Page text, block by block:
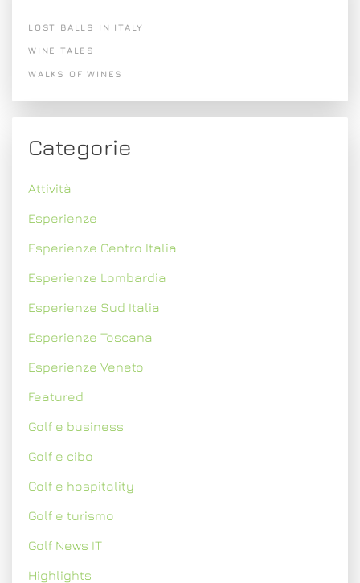
LOST BALLS IN ITALY
WINE TALES
WALKS OF WINES
Categorie
Attività
Esperienze
Esperienze Centro Italia
Esperienze Lombardia
Esperienze Sud Italia
Esperienze Toscana
Esperienze Veneto
Featured
Golf e business
Golf e cibo
Golf e hospitality
Golf e turismo
Golf News IT
Highlights